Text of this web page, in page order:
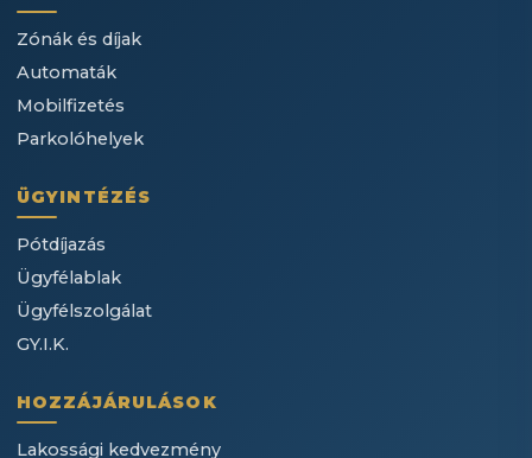
Zónák és díjak
Automaták
Mobilfizetés
Parkolóhelyek
ÜGYINTÉZÉS
Pótdíjazás
Ügyfélablak
Ügyfélszolgálat
GY.I.K.
HOZZÁJÁRULÁSOK
Lakossági kedvezmény